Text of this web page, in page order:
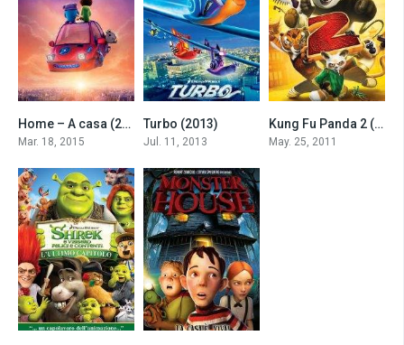
6.6Home – A casa (2015)
Mar. 18, 2015
Turbo (2013)
Jul. 11, 2013
7.2Kung Fu Panda 2 (2011)
May. 25, 2011